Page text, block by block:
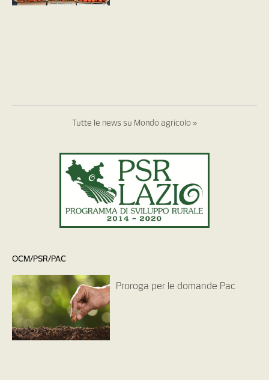
Tutte le news su Mondo agricolo »
OCM/PSR/PAC
Proroga per le domande Pac